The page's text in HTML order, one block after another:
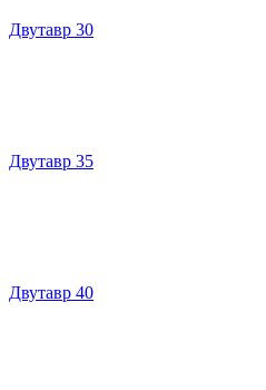
Двутавр 30
Двутавр 35
Двутавр 40